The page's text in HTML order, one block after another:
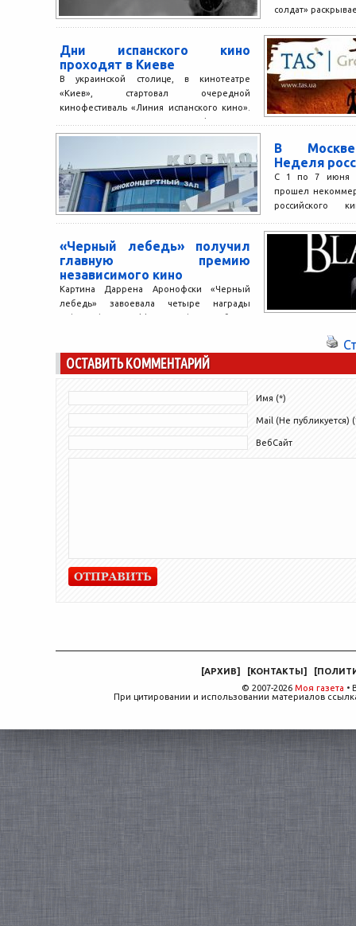
солдат»
Дни испанского кино
проходят в Киеве
В украинской столице, в кинотеатре
«Киев», стартовал очередной
кинофестиваль «Линия испанского кино».
Как отмечено в анонсе фестиваля,
«зрители смогут увидеть подборку из
В Москве
Неделя
С 1 по 7 июня в
прошел
российского
«Черный лебедь» получил
главную премию
независимого кино
Картина Даррена Аронофски «Черный
лебедь» завоевала четыре награды
Independent Spirit Awards, сообщает
ОСТАВИТЬ КОММЕНТАРИЙ
Имя (*)
Mail (Не публикуется)
ВебСайт
[АРХИВ] [КОНТАКТЫ] [
© 2007-2026 Моя газета •
При цитировании и использовании материалов